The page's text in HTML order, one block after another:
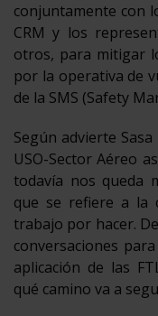
conjuntamente con
CRM y los
otros, para mitigar
por la operativa de
de la SMS (Safety
Según advierte
USO-Sector Aéreo
todavía nos queda
que se refiere a la
trabajo por hacer.
conversaciones
aplicación de las
qué camino va a